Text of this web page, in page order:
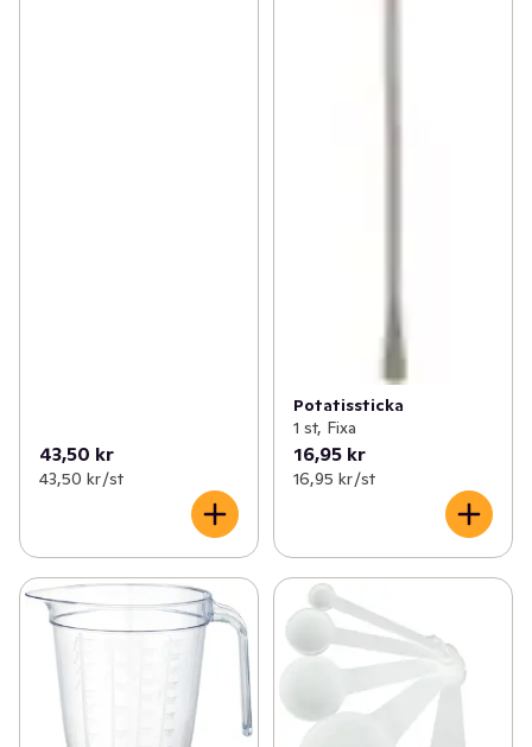
43,50 kr
43,50 kr /st
Potatissticka
1 st, Fixa
16,95 kr
16,95 kr /st